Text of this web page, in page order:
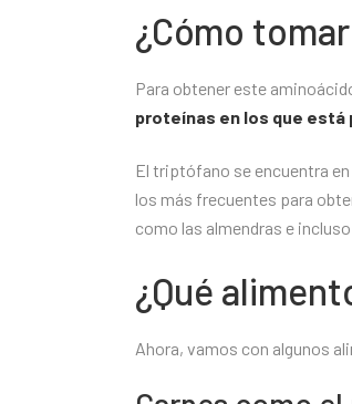
¿Cómo
Para obtener este
proteínas en los que
El triptófano se encuentra
los más frecuentes para
como las almendras e
¿Qué
Ahora, vamos con algunos